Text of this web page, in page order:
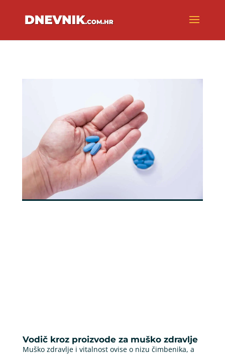
Vodič kroz proizvode za muško zdravlje
Muško zdravlje i vitalnost ovise o nizu čimbenika, a